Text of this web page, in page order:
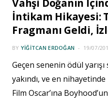
Vahşi Doğanın
İntikam Hikayesi:
Fragmanı Geldi,
BY YIĞITCAN ERDOĞAN 19/07/
Geçen senenin ödül
yakındı, ve en
Film Oscar’ına